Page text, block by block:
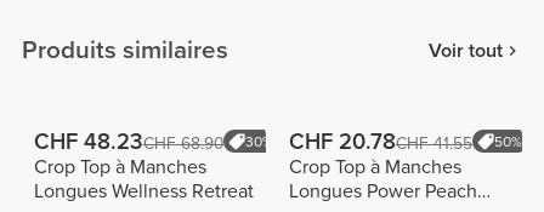
Produits similaires Voir tout
CHF 48.23CHF 68.90 30%
Crop Top à Manches
Longues Wellness Retreat
CHF 20.78CHF 41.55 50%
Crop Top à Manches
Longues Power Peach